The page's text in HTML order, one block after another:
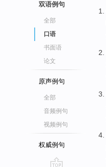
双语例句
全部
口语
书面语
论文
原声例句
全部
音频例句
视频例句
权威例句